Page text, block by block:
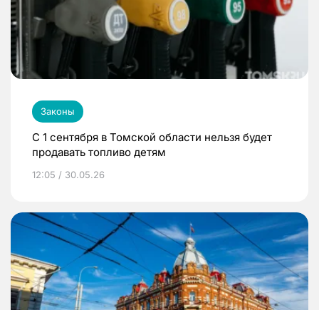
Законы
С 1 сентября в Томской области нельзя будет
продавать топливо детям
12:05 / 30.05.26